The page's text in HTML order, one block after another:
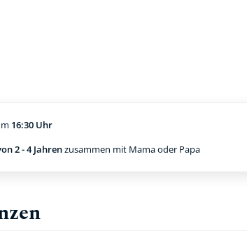
16:30 Uhr
2 - 4 Jahrenzusammen mit Mama oder Papa